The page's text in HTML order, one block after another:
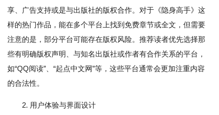
享、广告支持或是与出版社的版权合作。对于《隐身高手》这
样的热门作品，能在多个平台上找到免费章节或全文，但需要
注意的是，部分平台可能存在版权风险。推荐读者优先选择那
些有明确版权声明、与知名出版社或作者有合作关系的平台，
如“QQ阅读”、“起点中文网”等，这些平台通常会更加注重内容
的合法性。
2. 用户体验与界面设计